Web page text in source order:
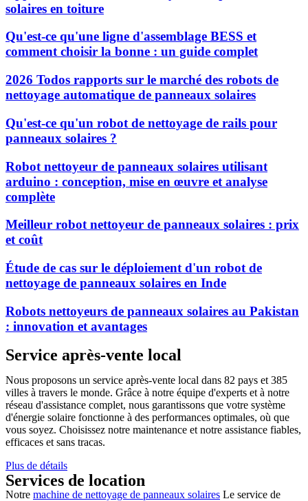
solaires en toiture
Qu'est-ce qu'une ligne d'assemblage BESS et
comment choisir la bonne : un guide complet
2026 Todos rapports sur le marché des robots de
nettoyage automatique de panneaux solaires
Qu'est-ce qu'un robot de nettoyage de rails pour
panneaux solaires ?
Robot nettoyeur de panneaux solaires utilisant
arduino : conception, mise en œuvre et analyse
complète
Meilleur robot nettoyeur de panneaux solaires : prix
et coût
Étude de cas sur le déploiement d'un robot de
nettoyage de panneaux solaires en Inde
Robots nettoyeurs de panneaux solaires au Pakistan
: innovation et avantages
Service après-vente local
Nous proposons un service après-vente local dans 82 pays et 385
villes à travers le monde. Grâce à notre équipe d'experts et à notre
réseau d'assistance complet, nous garantissons que votre système
d'énergie solaire fonctionne à des performances optimales, où que
vous soyez. Choisissez notre maintenance et notre assistance fiables,
efficaces et sans tracas.
Plus de détails
Services de location
Notre machine de nettoyage de panneaux solaires Le service de